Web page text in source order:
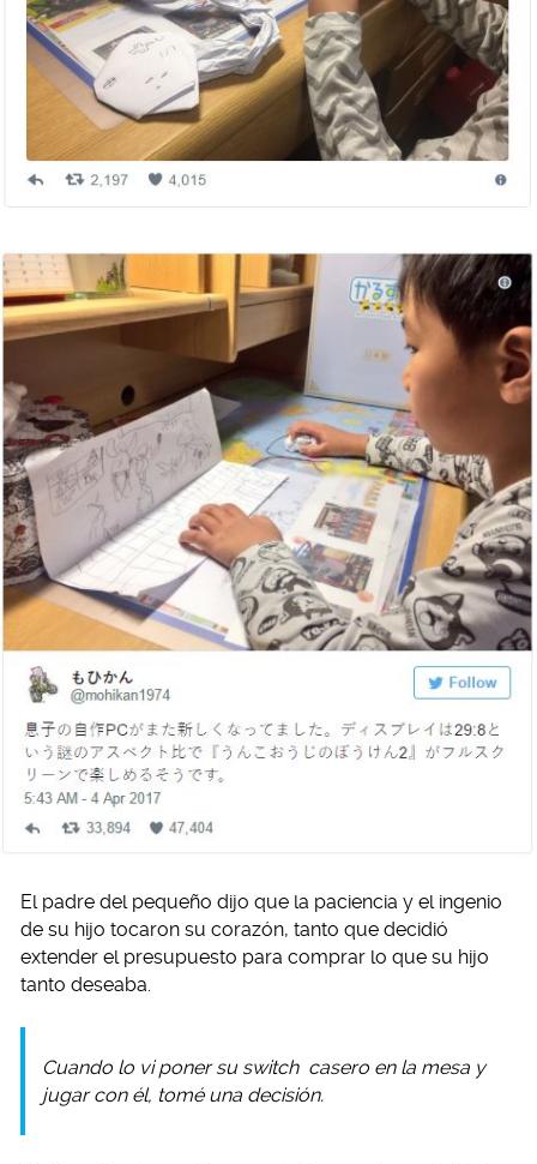
El padre del pequeño dijo que la paciencia y el ingenio
de su hijo tocaron su corazón, tanto que decidió
extender el presupuesto para comprar lo que su hijo
tanto deseaba.
Cuando lo vi poner su switch casero en la mesa y
jugar con él, tomé una decisión.